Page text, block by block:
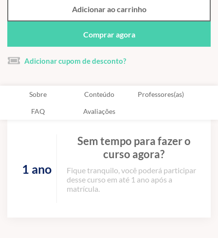
Adicionar ao carrinho
Comprar agora
Adicionar cupom de desconto?
Sobre Conteúdo Professores(as)
FAQ Avaliações
1 ano
Sem tempo para fazer o
curso agora?
Fique tranquilo, você poderá participar
desse curso em até 1 ano após a
matrícula.